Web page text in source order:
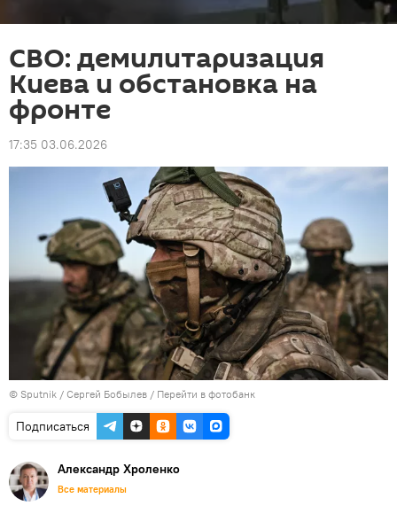
СВО: демилитаризация
Киева и обстановка на
фронте
17:35 03.06.2026
© Sputnik / Сергей Бобылев / Перейти в фотобанк
Подписаться
Александр Хроленко
Все материалы